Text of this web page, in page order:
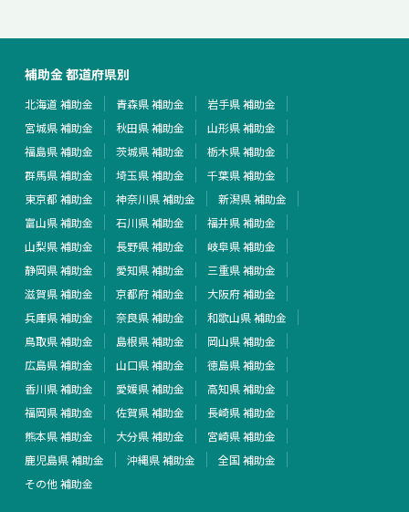
補助金 都道府県別
北海道 補助金 青森県 補助金
岩手県 補助金
宮城県 補助金
秋田県 補助金
山形県 補助金
福島県 補助金
茨城県 補助金
栃木県 補助金
群馬県 補助金
埼玉県 補助金
千葉県 補助金
東京都 補助金
神奈川県 補助金
新潟県 補助金
富山県 補助金
石川県 補助金
福井県 補助金
山梨県 補助金
長野県 補助金
岐阜県 補助金
静岡県 補助金
愛知県 補助金
三重県 補助金
滋賀県 補助金
京都府 補助金
大阪府 補助金
兵庫県 補助金
奈良県 補助金
和歌山県 補助金
鳥取県 補助金
島根県 補助金
岡山県 補助金
広島県 補助金
山口県 補助金
徳島県 補助金
香川県 補助金
愛媛県 補助金
高知県 補助金
福岡県 補助金
佐賀県 補助金
長崎県 補助金
熊本県 補助金
大分県 補助金
宮崎県 補助金
鹿児島県 補助金
沖縄県 補助金
全国 補助金
その他 補助金